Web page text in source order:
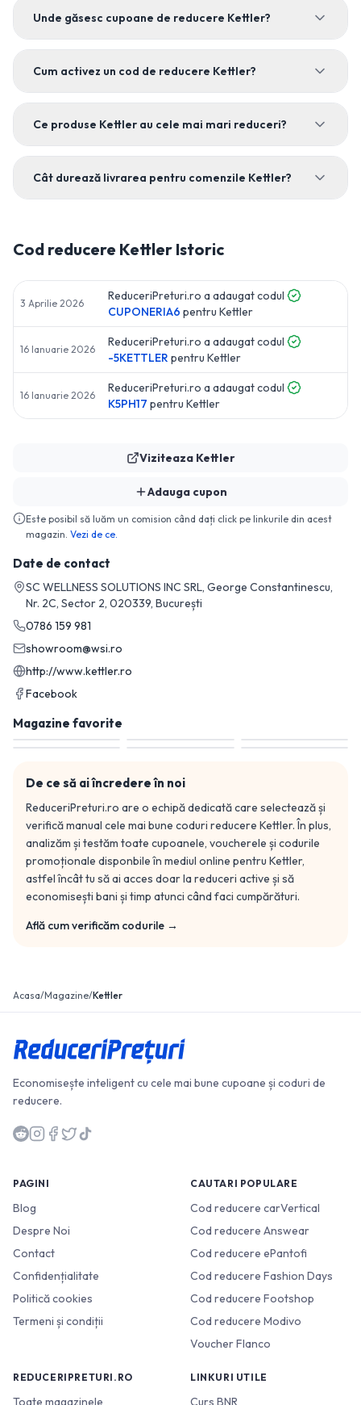
Viziteaza Kettler
Adauga cupon
Este posibil să luăm un comision când dați click pe linkurile din acest
magazin. Vezi de ce.
Date de contact
SC WELLNESS SOLUTIONS INC SRL, George Constantinescu,
Nr. 2C, Sector 2, 020339, București
0786 159 981
showroom@wsi.ro
http://www.kettler.ro
Facebook
Magazine favorite
De ce să ai încredere în noi
ReduceriPreturi.ro are o echipă dedicată care selectează și
verifică manual cele mai bune coduri reducere Kettler. În plus,
analizăm și testăm toate cupoanele, voucherele și codurile
promoționale disponbile în mediul online pentru Kettler,
astfel încât tu să ai acces doar la reduceri active și să
economisești bani și timp atunci când faci cumpărături.
Află cum verificăm codurile →
Unde găsesc cupoane de reducere Kettler?
Cum activez un cod de reducere Kettler?
Ce produse Kettler au cele mai mari reduceri?
Cât durează livrarea pentru comenzile Kettler?
Cod reducere Kettler Istoric
3 Aprilie 2026
ReduceriPreturi.ro a adaugat codul
CUPONERIA6 pentru Kettler
16 Ianuarie 2026
ReduceriPreturi.ro a adaugat codul
-5KETTLER pentru Kettler
16 Ianuarie 2026
ReduceriPreturi.ro a adaugat codul
K5PH17 pentru Kettler
Acasa/Magazine/Kettler
Economisește inteligent cu cele mai bune cupoane și coduri de
reducere.
PAGINI
Blog
Despre Noi
Contact
Confidențialitate
Politică cookies
Termeni și condiții
CAUTARI POPULARE
Cod reducere carVertical
Cod reducere Answear
Cod reducere ePantofi
Cod reducere Fashion Days
Cod reducere Footshop
Cod reducere Modivo
Voucher Flanco
REDUCERIPRETURI.RO
Toate magazinele
LINKURI UTILE
Curs BNR